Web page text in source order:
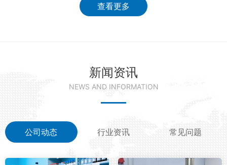
查看更多
新闻资讯
NEWS AND INFORMATION
公司动态 行业资讯 常见问题